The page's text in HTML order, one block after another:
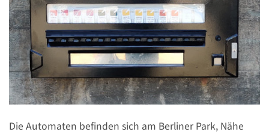
Die Automaten befinden sich am Berliner Park, Nähe